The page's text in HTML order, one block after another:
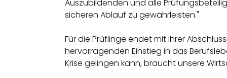
Auszubildenden und alle
sicheren Ablauf zu gewährleisten."
Für die Prüflinge endet mit ihrer
hervorragenden Einstieg in das
Krise gelingen kann, braucht unsere